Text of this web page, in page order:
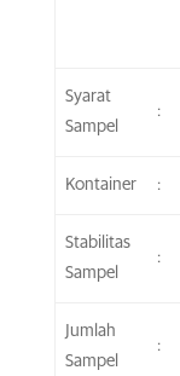
Syarat
Sampel
:
Kontainer :
Stabilitas
Sampel
:
Jumlah
Sampel
: